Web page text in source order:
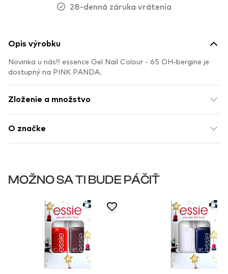
28-denná záruka vrátenia
Opis výrobku
Novinka u nás!! essence Gel Nail Colour - 65 OH-bergine je
dostupný na PINK PANDA.
Zloženie a množstvo
O značke
MOŽNO SA TI BUDE PÁČIŤ